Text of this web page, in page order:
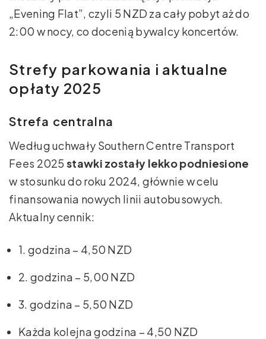
„Evening Flat”, czyli 5 NZD za cały pobyt aż do
2:00 w nocy, co docenią bywalcy koncertów.
Strefy parkowania i aktualne
opłaty 2025
Strefa centralna
Według uchwały Southern Centre Transport
Fees 2025stawki zostały lekko podniesione
w stosunku do roku 2024, głównie w celu
finansowania nowych linii autobusowych.
Aktualny cennik:
1. godzina – 4,50 NZD
2. godzina – 5,00 NZD
3. godzina – 5,50 NZD
Każda kolejna godzina – 4,50 NZD